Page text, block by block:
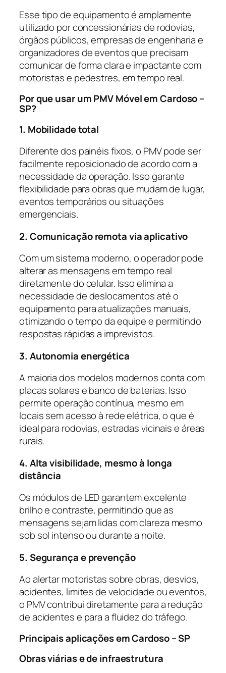
Esse tipo de equipamento é amplamente
utilizado por concessionárias de rodovias,
órgãos públicos, empresas de engenharia e
organizadores de eventos que precisam
comunicar de forma clara e impactante com
motoristas e pedestres, em tempo real.
Por que usar um PMV Móvel em Cardoso –
SP?
1. Mobilidade total
Diferente dos painéis fixos, o PMV pode ser
facilmente reposicionado de acordo com a
necessidade da operação. Isso garante
flexibilidade para obras que mudam de lugar,
eventos temporários ou situações
emergenciais.
2. Comunicação remota via aplicativo
Com um sistema moderno, o operador pode
alterar as mensagens em tempo real
diretamente do celular. Isso elimina a
necessidade de deslocamentos até o
equipamento para atualizações manuais,
otimizando o tempo da equipe e permitindo
respostas rápidas a imprevistos.
3. Autonomia energética
A maioria dos modelos modernos conta com
placas solares e banco de baterias. Isso
permite operação contínua, mesmo em
locais sem acesso à rede elétrica, o que é
ideal para rodovias, estradas vicinais e áreas
rurais.
4. Alta visibilidade, mesmo à longa
distância
Os módulos de LED garantem excelente
brilho e contraste, permitindo que as
mensagens sejam lidas com clareza mesmo
sob sol intenso ou durante a noite.
5. Segurança e prevenção
Ao alertar motoristas sobre obras, desvios,
acidentes, limites de velocidade ou eventos,
o PMV contribui diretamente para a redução
de acidentes e para a fluidez do tráfego.
Principais aplicações em Cardoso – SP
Obras viárias e de infraestrutura